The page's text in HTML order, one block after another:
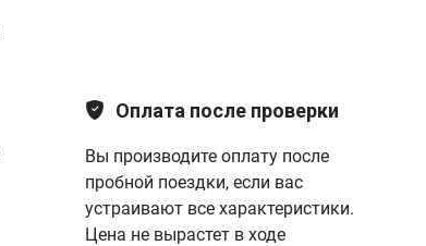
Оплата после проверки
Вы производите оплату после
пробной поездки, если вас
устраивают все характеристики.
Цена не вырастет в ходе